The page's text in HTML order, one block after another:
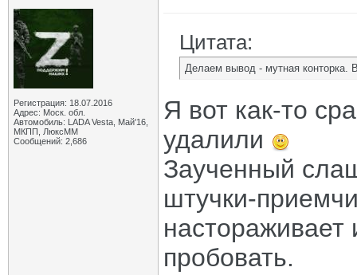
Регистрация: 18.07.2016
Адрес: Моск. обл.
Автомобиль: LADA Vesta, Май'16,
МКПП, ЛюксММ
Сообщений: 2,686
Цитата:
Делаем вывод - мутная конторка.
Я вот как-то
удалили
Заученный
штучки-
пробовать.